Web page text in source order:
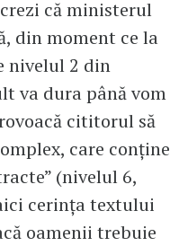
că ministerul
din moment ce la
nivelul 2 din
va dura până vom
cititorul să
care conține
(nivelul 6,
cerința textului
oamenii trebuie